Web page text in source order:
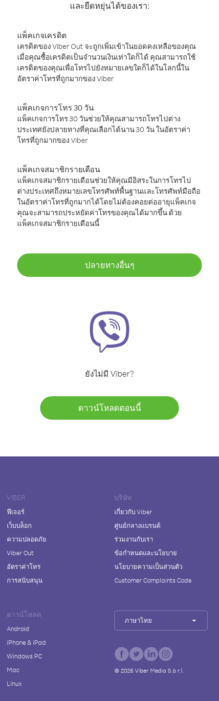
และยืดหยุ่นได้ของเรา:
แพ็คเกจเครดิต
เครดิตของ Viber Out จะถูกเพิ่มเข้าในยอดคงเหลือของคุณ
เมื่อคุณซื้อเครดิตเป็นจำนวนเงินเท่าใดก็ได้ คุณสามารถใช้
เครดิตของคุณเพื่อโทรไปยังหมายเลขใดก็ได้ในโลกนี้ใน
อัตราค่าโทรที่ถูกมากของ Viber
แพ็คเกจการโทร 30 วัน
แพ็คเกจการโทร 30 วันช่วยให้คุณสามารถโทรไปต่าง
ประเทศยังปลายทางที่คุณเลือกได้นาน 30 วัน ในอัตราค่า
โทรที่ถูกมากของ Viber
แพ็คเกจสมาชิกรายเดือน
แพ็คเกจสมาชิกรายเดือนช่วยให้คุณมีอิสระในการโทรไป
ต่างประเทศถึงหมายเลขโทรศัพท์พื้นฐานและโทรศัพท์มือถือ
ในอัตราค่าโทรที่ถูกมากได้โดยไม่ต้องคอยต่ออายุแพ็คเกจ
คุณจะสามารถประหยัดค่าโทรของคุณได้มากขึ้น ด้วย
แพ็คเกจสมาชิกรายเดือนนี้
ปลายทางอื่นๆ
ยังไม่มี Viber?
ดาวน์โหลดตอนนี้
VIBER
ฟีเจอร์
เว็บบล็อก
ความปลอดภัย
Viber Out
อัตราค่าโทร
การสนับสนุน
บริษัท
เกี่ยวกับ Viber
ศูนย์กลางแบรนด์
ร่วมงานกับเรา
ข้อกำหนดและนโยบาย
นโยบายความเป็นส่วนตัว
Customer Complaints Code
ดาวน์โหลด
Android
iPhone & iPad
Windows PC
Mac
Linux
ภาษาไทย
© 2026Viber Media S.à r.l.